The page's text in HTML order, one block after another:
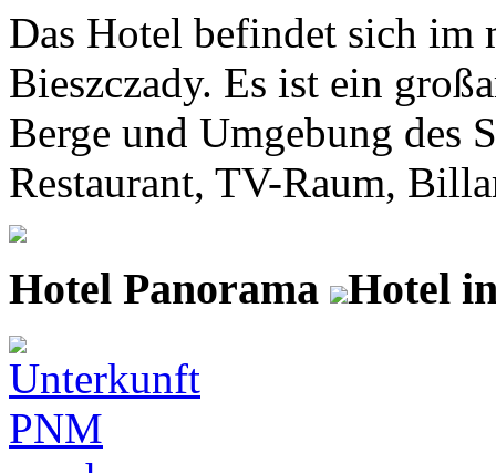
Das Hotel befindet sich im
Bieszczady. Es ist ein
Berge und Umgebung des
Restaurant, TV-Raum,
Hotel Panorama Hotel